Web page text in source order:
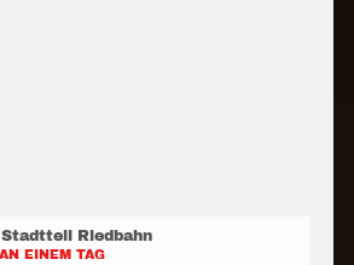
Riedbahn
EINEM TAG